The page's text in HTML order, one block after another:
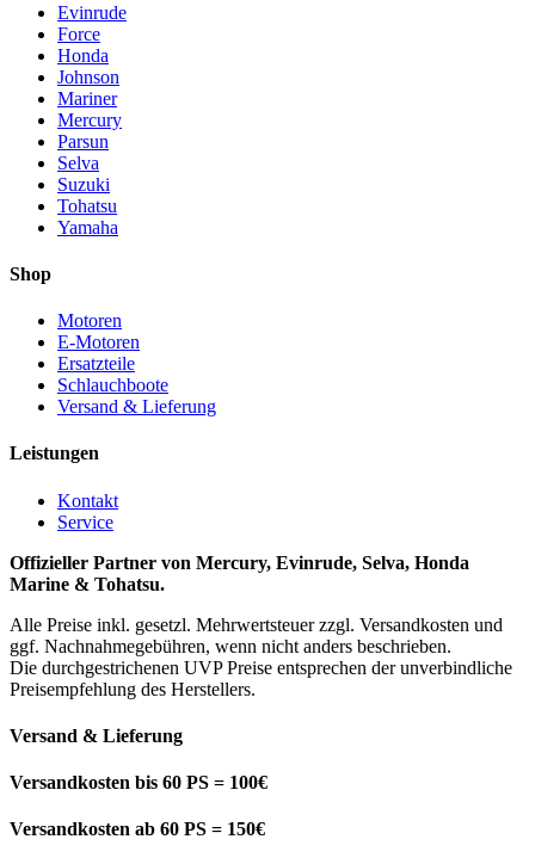
Evinrude
Force
Honda
Johnson
Mariner
Mercury
Parsun
Selva
Suzuki
Tohatsu
Yamaha
Shop
Motoren
E-Motoren
Ersatzteile
Schlauchboote
Versand & Lieferung
Leistungen
Kontakt
Service
Offizieller Partner von Mercury, Evinrude, Selva, Honda
Marine & Tohatsu.
Alle Preise inkl. gesetzl. Mehrwertsteuer zzgl. Versandkosten und
ggf. Nachnahmegebühren, wenn nicht anders beschrieben.
Die durchgestrichenen UVP Preise entsprechen der unverbindliche
Preisempfehlung des Herstellers.
Versand & Lieferung
Versandkosten bis 60 PS = 100€
Versandkosten ab 60 PS = 150€